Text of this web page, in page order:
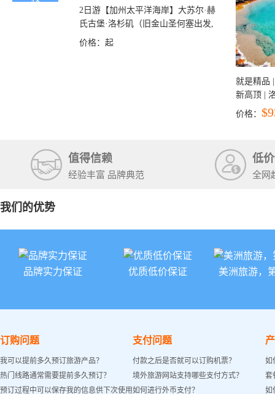
2日游【加州太平洋海岸】大苏尔·赫
氏古堡·洛杉矶（旧金山圣何塞出发,
洛杉矶结束）
价格： 起
就是精品
新高顶 |
彩穴+马
价格：
值得信赖
经验丰富 品牌典范
低
全网
我们的优势
品牌实力保证 优质低价保证 美洲旅游，
订购问题
我可以提前多久预订旅游产品？
热门线路通常需要提前多久预订？
预订过程中可以保存我的信息供下次使用
支付问题
付款之后是否就可以订购机票？
境外旅游网站支持哪些支付方式？
如何进行外币支付？
如
套
如